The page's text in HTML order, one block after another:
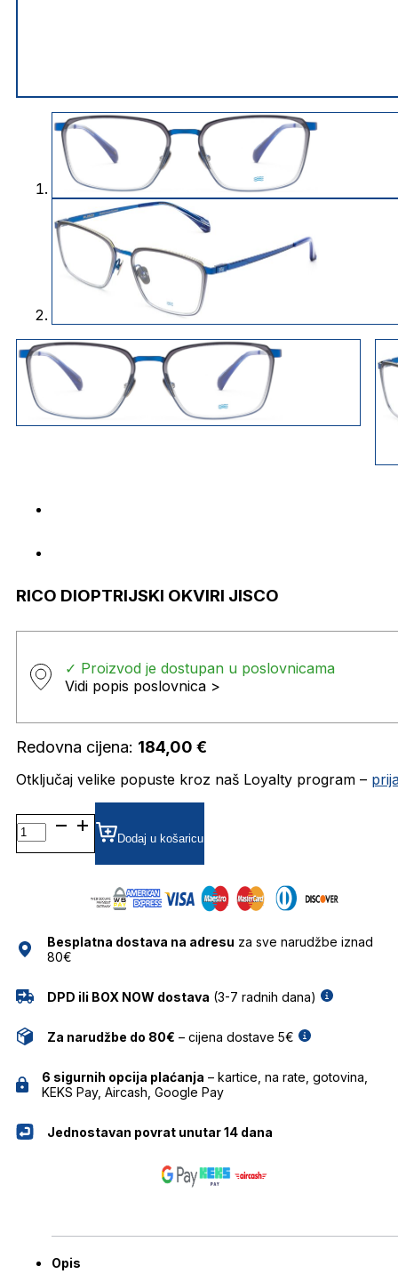
RICO DIOPTRIJSKI OKVIRI JISCO
✓ Proizvod je dostupan u poslovnicama
Vidi popis poslovnica >
Redovna cijena: 184,00 €
Otključaj velike popuste kroz naš Loyalty program –
RICO DIOPTRIJSKI
OKVIRI
JISCO
Dodaj u košaricu
Besplatna dostava na adresu za sve narudžbe iznad
80€
DPD ili BOX NOW dostava (3-7 radnih dana)
Za narudžbe do 80€ – cijena dostave 5€
6 sigurnih opcija plaćanja – kartice, na rate, gotovina,
KEKS Pay, Aircash, Google Pay
Jednostavan povrat unutar 14 dana
Opis